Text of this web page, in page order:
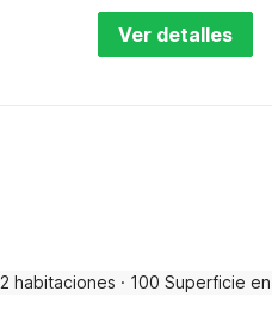
Ver detalles
2 habitaciones · 100 Superficie en